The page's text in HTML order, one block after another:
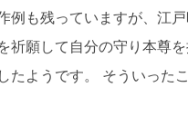
例も残っていますが、江
祈願して自分の守り本尊
たようです。 そういった